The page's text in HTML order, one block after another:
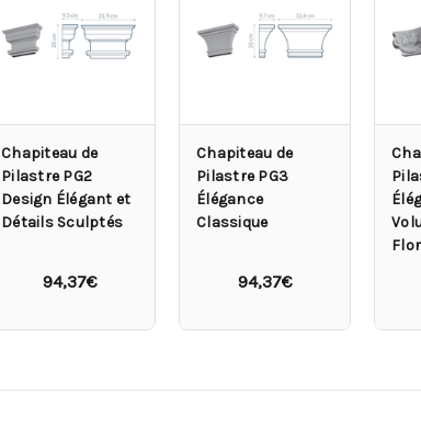
Chapiteau de
Pilastre PG2
Design Élégant et
Détails Sculptés
94,37€
Chapiteau de
Pilastre PG3
Élégance
Classique
94,37€